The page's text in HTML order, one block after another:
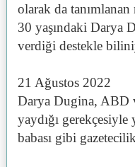
olarak da
30 yaşındaki Darya
verdiği destekle
21 Ağustos 2022
Darya Dugina, ABD
yaydığı gerekçesiyle
babası gibi